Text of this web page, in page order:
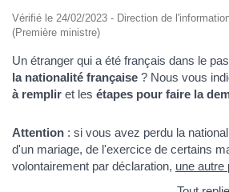
Vérifié le 24/02/2023 - Direction de
(Première ministre)
Un étranger qui a été français dans le
la nationalité française ? Nous vous
à remplir et les étapes pour faire la
Attention : si vous avez perdu la
d'un mariage, de l'exercice de certains
volontairement par déclaration, une autre